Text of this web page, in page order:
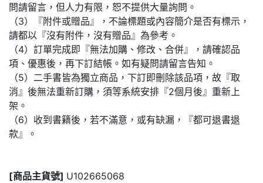
問請留言，但人力有限，恕不提供大量詢問。
（3）『附件或贈品』，不論標題或內容簡介是否有標示，
請都以『沒有附件，沒有贈品』為參考。
（4）訂單完成即『無法加購、修改、合併』，請確認品
項、優惠後，再下訂結帳。如有疑問請留言告知。
（5）二手書皆為獨立商品，下訂即刪除該品項，故『取
消』後無法重新訂購，須等系統安排『2個月後』重新上
架。
（6）收到書籍後，若不滿意，或有缺漏，『都可退書退
款』。
[商品主貨號] U102665068